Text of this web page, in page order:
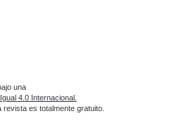
una
4.0 Internacional.
es totalmente gratuito.